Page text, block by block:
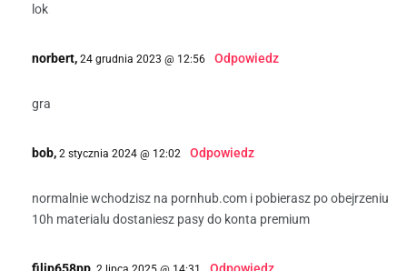
lok
norbert, 24 grudnia 2023 @ 12:56 Odpowiedz
gra
bob, 2 stycznia 2024 @ 12:02 Odpowiedz
normalnie wchodzisz na pornhub.com i pobierasz po obejrzeniu
10h materialu dostaniesz pasy do konta premium